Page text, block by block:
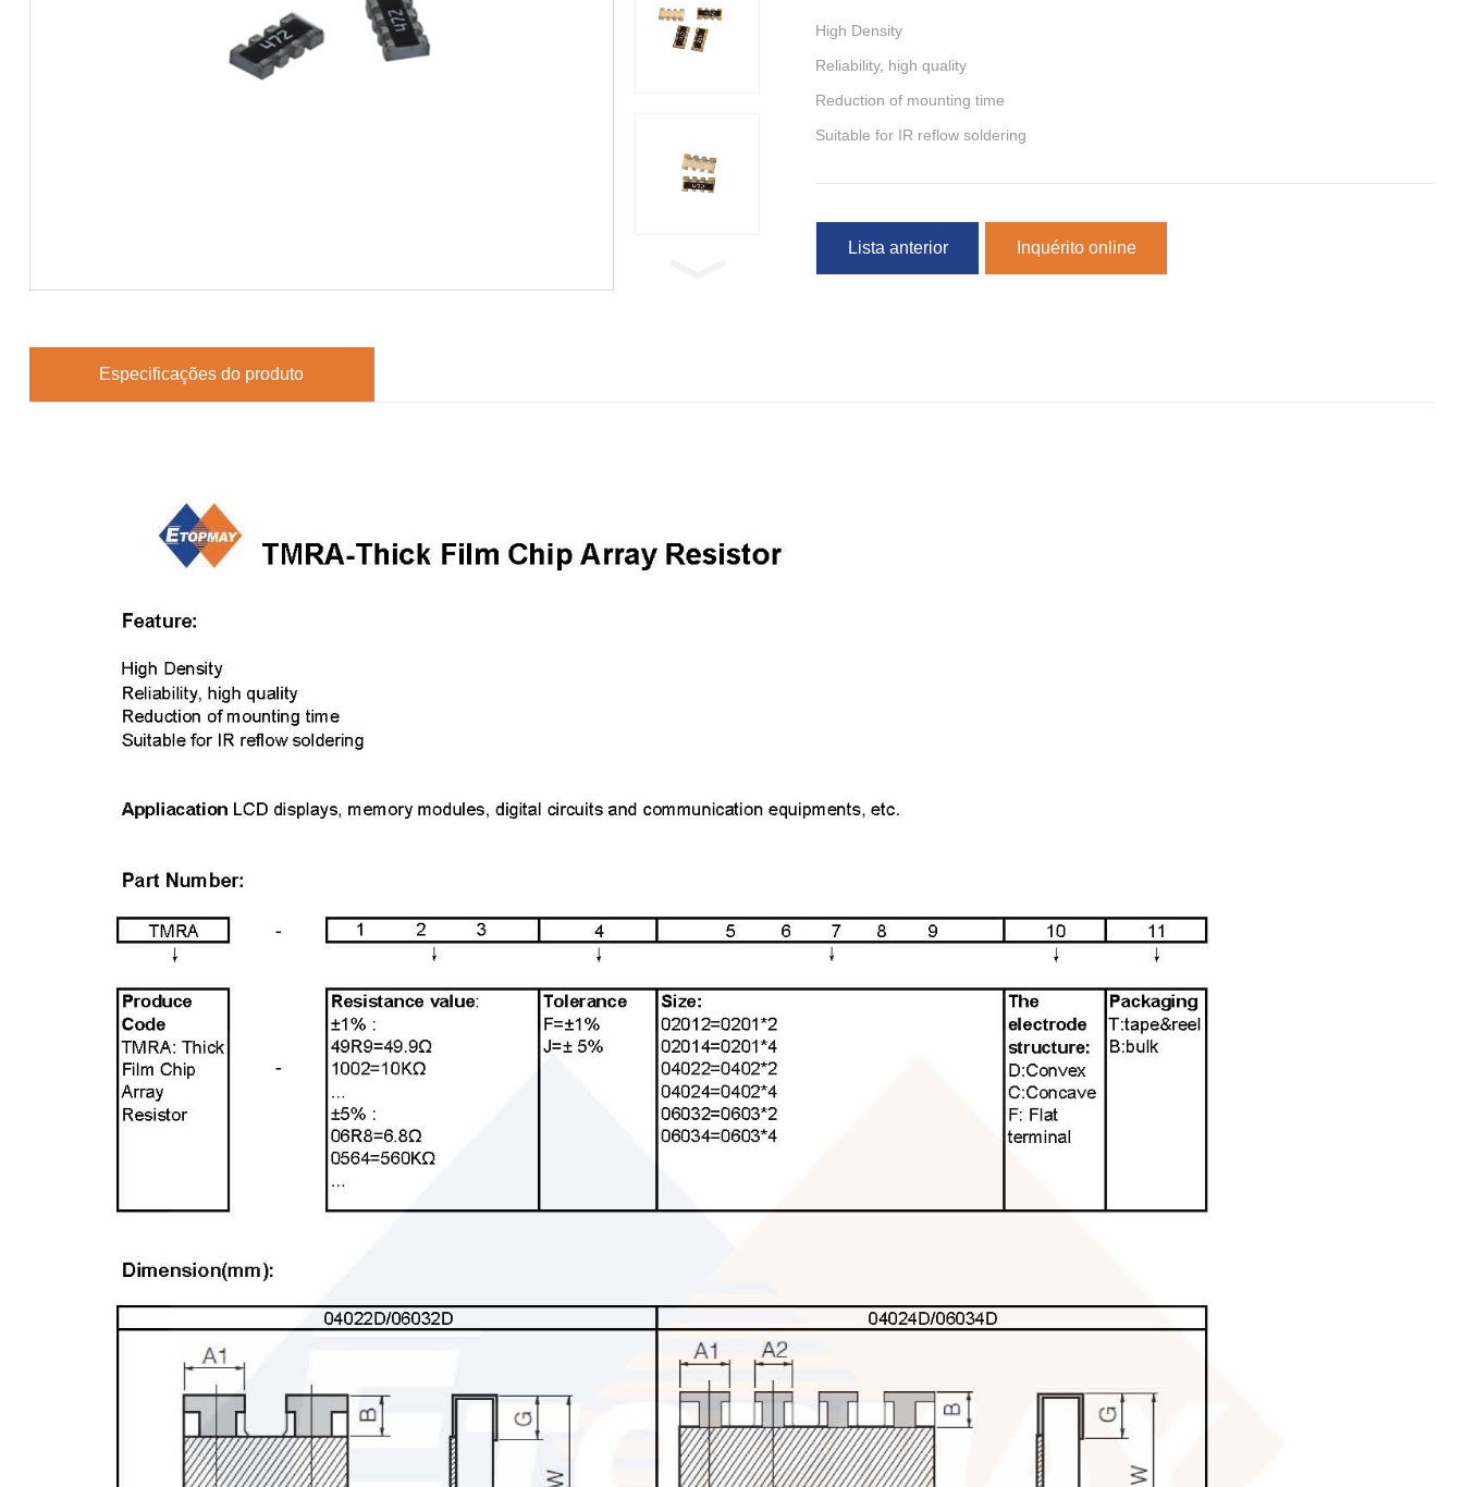
High Density
Reliability, high quality
Reduction of mounting time
Suitable for IR reflow soldering
Lista anterior Inquérito online
Especificações do produto